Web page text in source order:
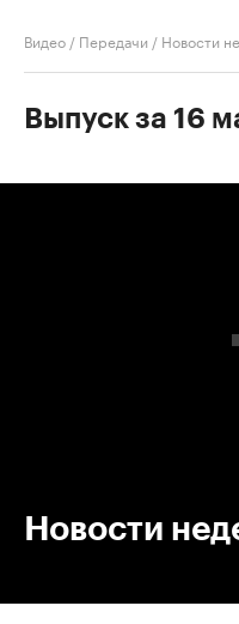
Видео / Передачи / Новости
Выпуск за 16
Новости